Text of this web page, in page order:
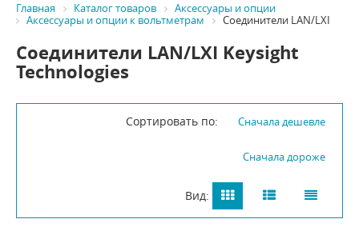
Главная Каталог товаров
Аксессуары и опции
Аксессуары и опции к вольтметрам
Соединители LAN/LXI
Соединители LAN/LXI Keysight
Technologies
Сортировать по: Сначала дешевле
Сначала дороже
Вид: